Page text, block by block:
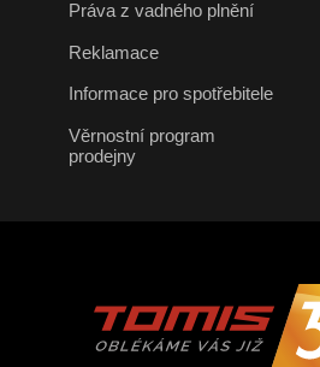
Práva z vadného plnění
Reklamace
Informace pro spotřebitele
Věrnostní program
prodejny